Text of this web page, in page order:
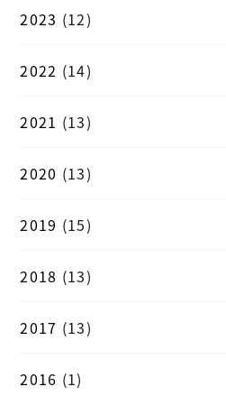
2023 (12)
2022 (14)
2021 (13)
2020 (13)
2019 (15)
2018 (13)
2017 (13)
2016 (1)